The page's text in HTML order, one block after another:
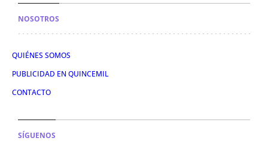
NOSOTROS
QUIÉNES SOMOS
PUBLICIDAD EN QUINCEMIL
CONTACTO
SÍGUENOS